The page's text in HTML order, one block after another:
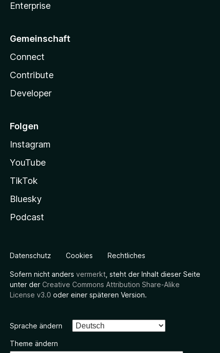
Enterprise
Gemeinschaft
Connect
Contribute
Developer
Folgen
Instagram
YouTube
TikTok
Bluesky
Podcast
Datenschutz Cookies Rechtliches
Sofern nicht anders vermerkt , steht der Inhalt dieser Seite
unter der Creative Commons Attribution Share-Alike
License v3.0 oder einer späteren Version.
Sprache ändern
Theme ändern